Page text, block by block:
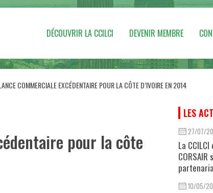
DÉCOUVRIR LA CCILCI DEVENIR MEMBRE
COMMERCIALE EXCÉDENTAIRE POUR LA CÔTE D’IVOIRE EN 2014
pour la côte
LES
27/07/
La
10/05/